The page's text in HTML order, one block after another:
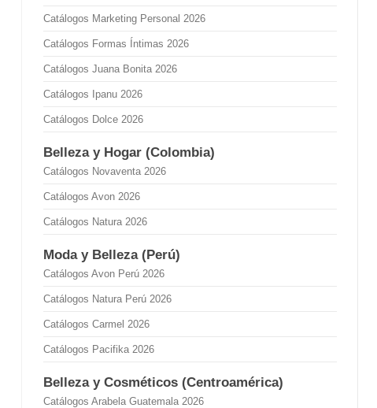
Catálogos Marketing Personal 2026
Catálogos Formas Íntimas 2026
Catálogos Juana Bonita 2026
Catálogos Ipanu 2026
Catálogos Dolce 2026
Belleza y Hogar (Colombia)
Catálogos Novaventa 2026
Catálogos Avon 2026
Catálogos Natura 2026
Moda y Belleza (Perú)
Catálogos Avon Perú 2026
Catálogos Natura Perú 2026
Catálogos Carmel 2026
Catálogos Pacifika 2026
Belleza y Cosméticos (Centroamérica)
Catálogos Arabela Guatemala 2026